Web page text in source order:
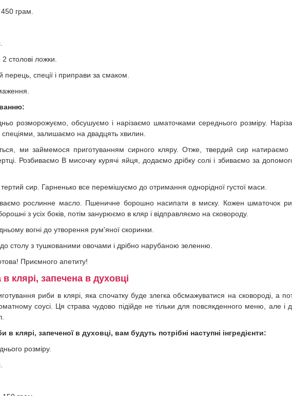
грам.
столові ложки.
спеції і приправи за смаком.
розморожуємо, обсушуємо і нарізаємо шматочками середнього розміру.
залишаємо на двадцять хвилин.
ми займемося приготуванням сирного кляру. Отже, твердий сир натираємо
Розбиваємо В мисочку курячі яйця, додаємо дрібку солі і збиваємо за
сир. Гарненько все перемішуємо до отримання однорідної густої маси.
рослинне масло. Пшеничне борошно насипати в миску. Кожен шматочок
з усіх боків, потім занурюємо в кляр і відправляємо на сковороду.
вогні до утворення рум'яної скоринки.
столу з тушкованими овочами і дрібно нарубаною зеленню.
Приємного апетиту!
клярі, запечена в духовці
риби в клярі, яка спочатку буде злегка обсмажуватися на сковороді, а
соусі. Ця страва чудово підійде не тільки для повсякденного меню, але і
в клярі, запеченої в духовці, вам будуть потрібні наступні інгредієнти:
розміру.